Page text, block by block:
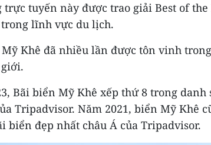
trực tuyến này được trao giải Best of
trong lĩnh vực du lịch.
Khê đã nhiều lần được tôn vinh
Bãi biển Mỹ Khê xếp thứ 8 trong
Tripadvisor. Năm 2021, biển Mỹ Khê
biển đẹp nhất châu Á của Tripadvisor.